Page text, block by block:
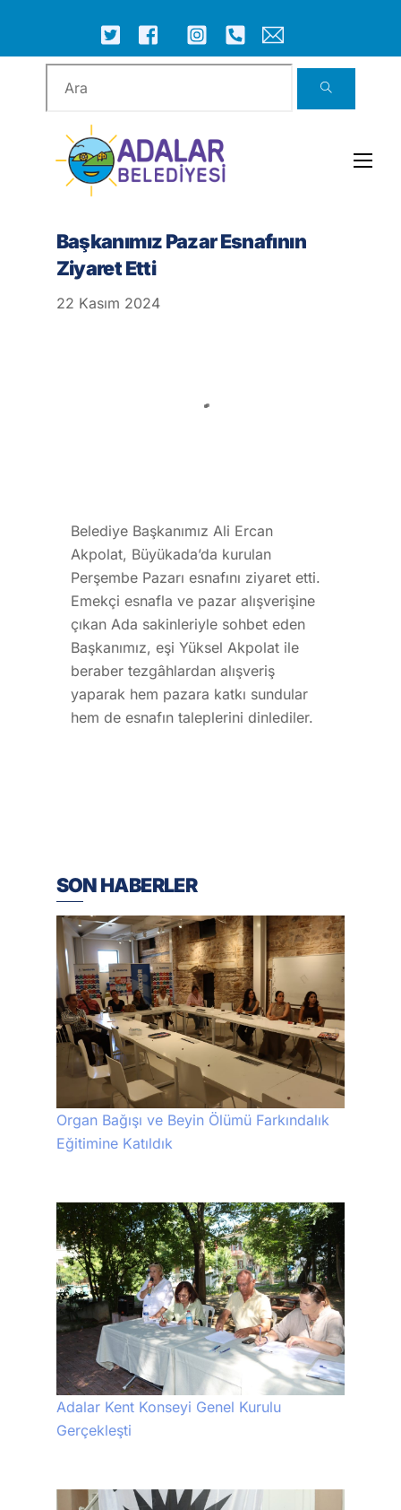
content
ICON
LABEL
ICON
LABEL
ICON
ICON
LABEL
ICON
LABEL
ICON
LABEL
Başkanımız Pazar Esnafının
Ziyaret Etti
22 Kasım 2024
Belediye Başkanımız Ali Ercan
Akpolat, Büyükada’da kurulan
Perşembe Pazarı esnafını ziyaret etti.
Emekçi esnafla ve pazar alışverişine
çıkan Ada sakinleriyle sohbet eden
Başkanımız, eşi Yüksel Akpolat ile
beraber tezgâhlardan alışveriş
yaparak hem pazara katkı sundular
hem de esnafın taleplerini dinlediler.
SON HABERLER
Organ Bağışı ve Beyin Ölümü Farkındalık
Eğitimine Katıldık
Adalar Kent Konseyi Genel Kurulu
Gerçekleşti